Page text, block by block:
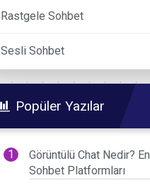
Rastgele Sohbet
Sesli Sohbet
Popüler Yazılar
Görüntülü Chat Nedir?
Sohbet Platformları